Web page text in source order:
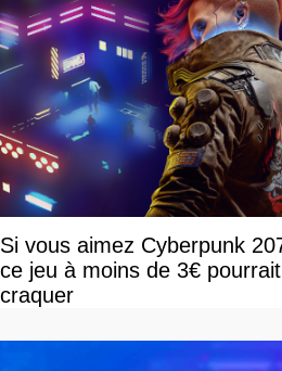
Si vous aimez Cyberpunk
ce jeu à moins de 3€
craquer